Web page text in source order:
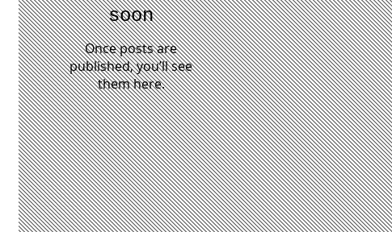
soon
Once posts are
published, you’ll see
them here.